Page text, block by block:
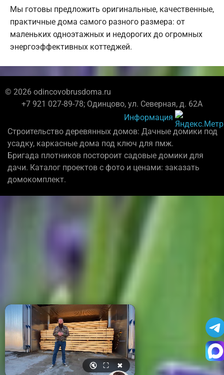
Мы готовы предложить оригинальные, качественные,
практичные дома самого разного размера: от
маленьких одноэтажных и недорогих до огромных
энергоэффективных коттеджей.
© 2026 odincovobrusdoma.ru
+7 921 027-89-78; Одинцово, ул. Северная, д. 62А
Информация
Строительство деревянных домов: Дачные домики под
усадку, каркасные дома под ключ для пмж.
Бригада плотников постороит садовые домики для
дачи. Каталог проектов с фото и ценами: заказать
домокомплект.
🔇 ⛶ ✖